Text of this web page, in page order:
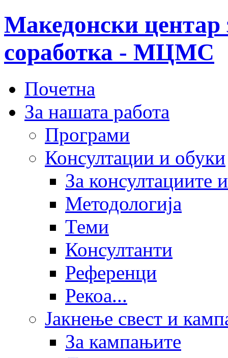
Македонски центар
соработка - МЦМС
Почетна
За нашата работа
Програми
Консултации и обуки
За консултациите
Методологија
Теми
Консултанти
Референци
Рекоа...
Јакнење свест и
За кампањите